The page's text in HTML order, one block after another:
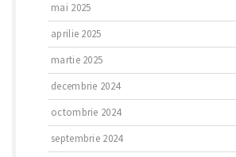
mai 2025
aprilie 2025
martie 2025
decembrie 2024
octombrie 2024
septembrie 2024